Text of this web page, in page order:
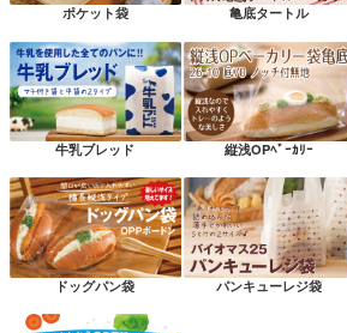
ポケット袋 亀底タートル
牛乳ブレッド 縦浅OPﾍﾞｰｶﾘｰ
ドッグパン袋 パンキューレジ袋